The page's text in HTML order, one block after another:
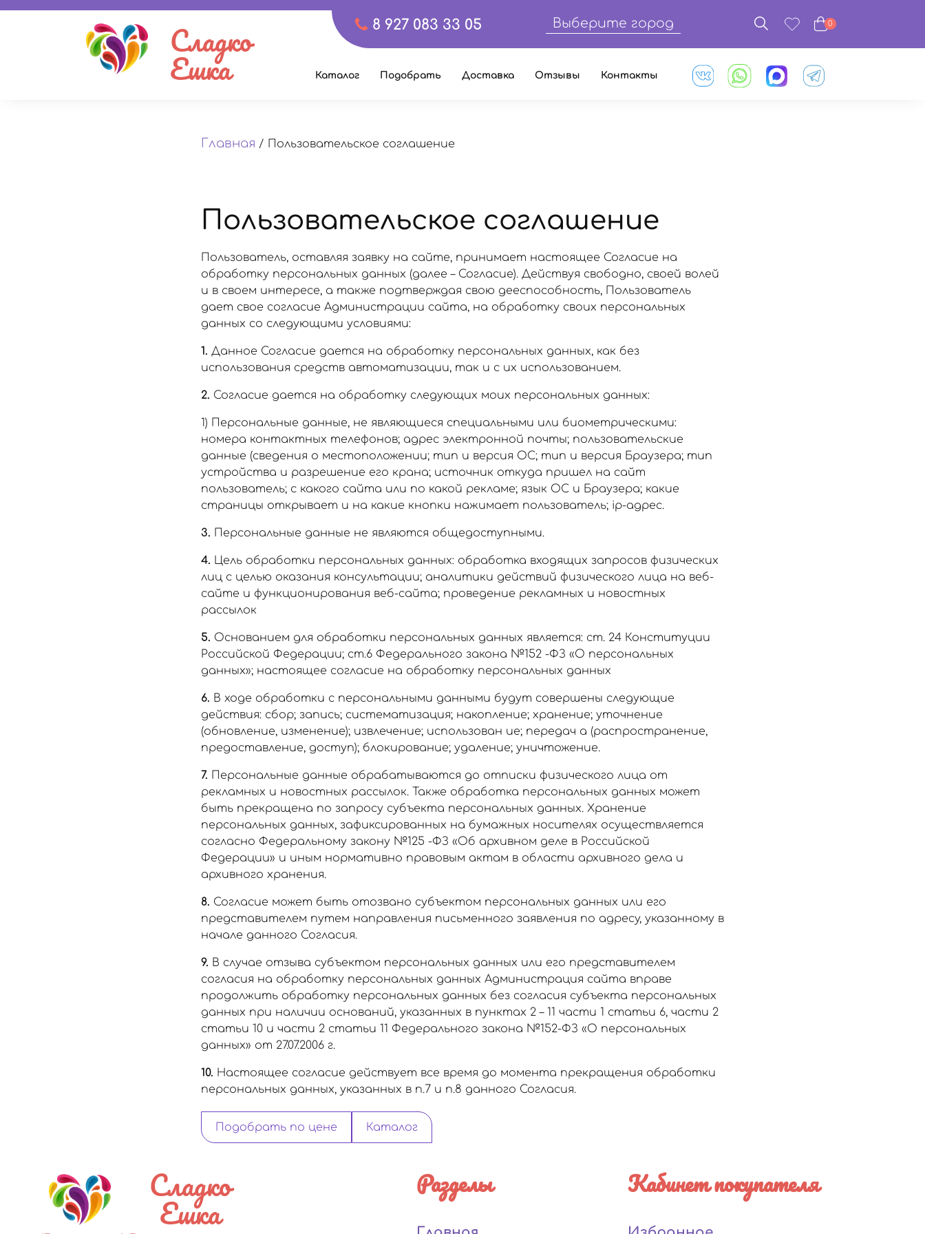
8 927 083 33 05 Выберите город 0
Сладко
Ешка Каталог Подобрать Доставка Отзывы Контакты
Главная / Пользовательское соглашение
Пользовательское соглашение
Пользователь, оставляя заявку на сайте, принимает настоящее Согласие на
обработку персональных данных (далее – Согласие). Действуя свободно, своей волей
и в своем интересе, а также подтверждая свою дееспособность, Пользователь
дает свое согласие Администрации сайта, на обработку своих персональных
данных со следующими условиями:
1. Данное Согласие дается на обработку персональных данных, как без
использования средств автоматизации, так и с их использованием.
2. Согласие дается на обработку следующих моих персональных данных:
1) Персональные данные, не являющиеся специальными или биометрическими:
номера контактных телефонов; адрес электронной почты; пользовательские
данные (сведения о местоположении; тип и версия ОС; тип и версия Браузера; тип
устройства и разрешение его крана; источник откуда пришел на сайт
пользователь; с какого сайта или по какой рекламе; язык ОС и Браузера; какие
страницы открывает и на какие кнопки нажимает пользователь; ip-адрес.
3. Персональные данные не являются общедоступными.
4. Цель обработки персональных данных: обработка входящих запросов физических
лиц с целью оказания консультации; аналитики действий физического лица на веб-
сайте и функционирования веб-сайта; проведение рекламных и новостных
рассылок
5. Основанием для обработки персональных данных является: ст. 24 Конституции
Российской Федерации; ст.6 Федерального закона №152 -ФЗ «О персональных
данных»; настоящее согласие на обработку персональных данных
6. В ходе обработки с персональными данными будут совершены следующие
действия: сбор; запись; систематизация; накопление; хранение; уточнение
(обновление, изменение); извлечение; использован ие; передач а (распространение,
предоставление, доступ); блокирование; удаление; уничтожение.
7. Персональные данные обрабатываются до отписки физического лица от
рекламных и новостных рассылок. Также обработка персональных данных может
быть прекращена по запросу субъекта персональных данных. Хранение
персональных данных, зафиксированных на бумажных носителях осуществляется
согласно Федеральному закону №125 -ФЗ «Об архивном деле в Российской
Федерации» и иным нормативно правовым актам в области архивного дела и
архивного хранения.
8. Согласие может быть отозвано субъектом персональных данных или его
представителем путем направления письменного заявления по адресу, указанному в
начале данного Согласия.
9. В случае отзыва субъектом персональных данных или его представителем
согласия на обработку персональных данных Администрация сайта вправе
продолжить обработку персональных данных без согласия субъекта персональных
данных при наличии оснований, указанных в пунктах 2 – 11 части 1 статьи 6, части 2
статьи 10 и части 2 статьи 11 Федерального закона №152-ФЗ «О персональных
данных» от 27.07.2006 г.
10. Настоящее согласие действует все время до момента прекращения обработки
персональных данных, указанных в п.7 и п.8 данного Согласия.
Подобрать по цене Каталог
Сладко
Ешка
Разделы Кабинет покупателя